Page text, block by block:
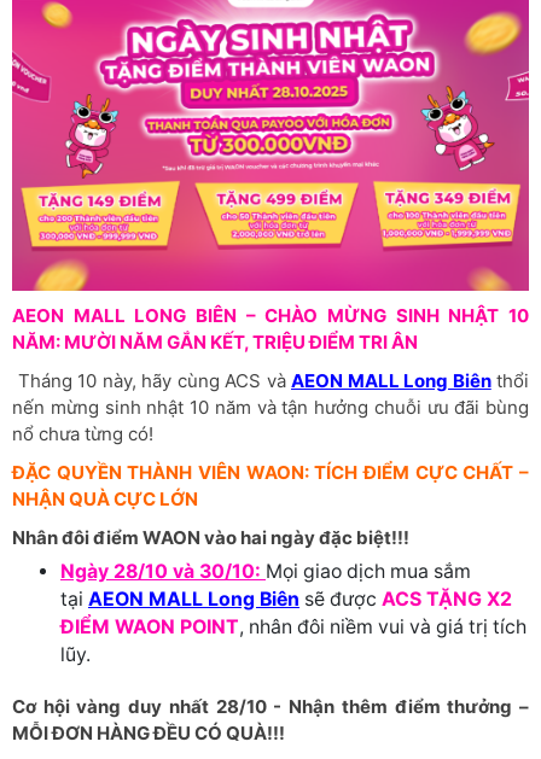
AEON MALL LONG BIÊN – CHÀO MỪNG SINH NHẬT 10
NĂM: MƯỜI NĂM GẮN KẾT, TRIỆU ĐIỂM TRI ÂN
Tháng 10 này, hãy cùng ACS và AEON MALL Long Biênthổi
nến mừng sinh nhật 10 năm và tận hưởng chuỗi ưu đãi bùng
nổ chưa từng có!
ĐẶC QUYỀN THÀNH VIÊN WAON: TÍCH ĐIỂM CỰC CHẤT –
NHẬN QUÀ CỰC LỚN
Nhân đôi điểm WAON vào hai ngày đặc biệt!!!
Ngày 28/10 và 30/10: Mọi giao dịch mua sắm
tại AEON MALL Long Biên sẽ được ACS TẶNG X2
ĐIỂM WAON POINT, nhân đôi niềm vui và giá trị tích
lũy.
Cơ hội vàng duy nhất 28/10 - Nhận thêm điểm thưởng –
MỖI ĐƠN HÀNG ĐỀU CÓ QUÀ!!!